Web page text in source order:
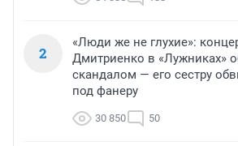
2
«Люди же не глухие»:
Дмитриенко в «Лужниках»
скандалом — его сестру
под фанеру
30 850 50